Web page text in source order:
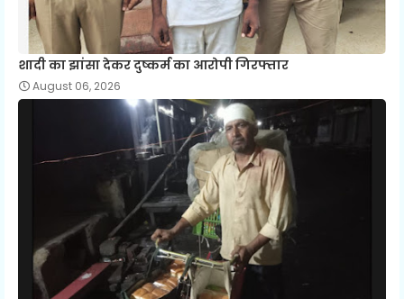
शादी का झांसा देकर दुष्कर्म का आरोपी गिरफ्तार
August 06, 2026